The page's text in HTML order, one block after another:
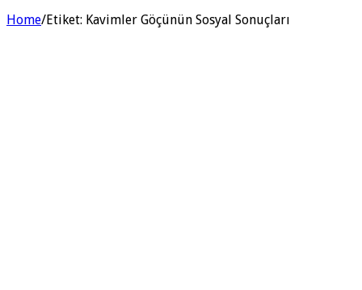
Home/Etiket: Kavimler Göçünün Sosyal Sonuçları